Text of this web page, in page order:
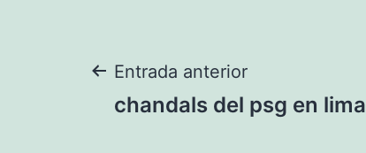
Navegación
Entrada anterior
chandals del psg en lima